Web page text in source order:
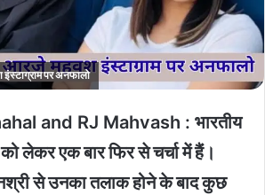
पर अनफालो
and RJ Mahvash : भारतीय
लेकर एक बार फिर से चर्चा में हैं।
से उनका तलाक होने के बाद कुछ